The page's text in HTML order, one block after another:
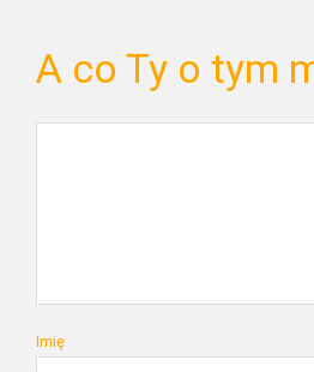
A co Ty o tym
Imię